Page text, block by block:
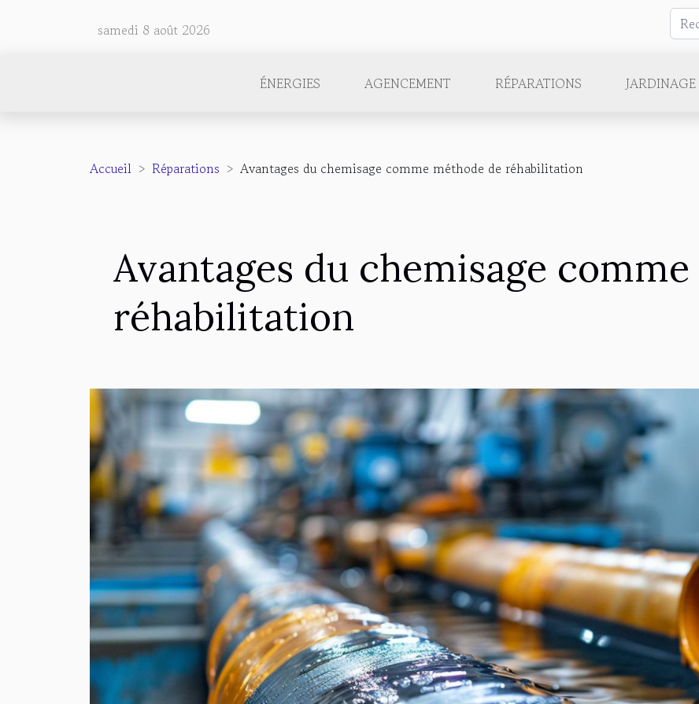
samedi 8 août 2026
ÉNERGIES AGENCEMENT RÉPARATIONS JARDINAGE
Accueil Réparations Avantages du chemisage comme méthode de réhabilitation
Avantages du chemisage
réhabilitation